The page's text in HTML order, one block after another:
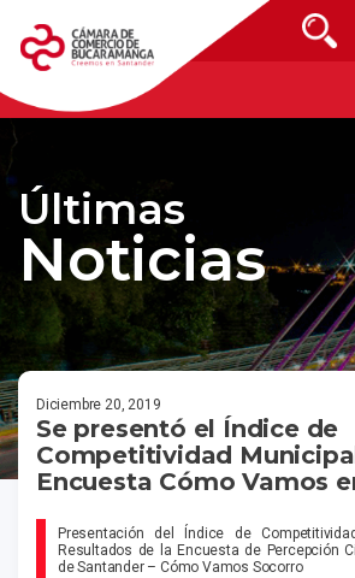
Últimas
Noticias
Diciembre 20, 2019
Se presentó el Índice de
Competitividad
Encuesta Cómo Vamos
Presentación del Índice de
Resultados de la Encuesta de Percepción
de Santander – Cómo Vamos Socorro